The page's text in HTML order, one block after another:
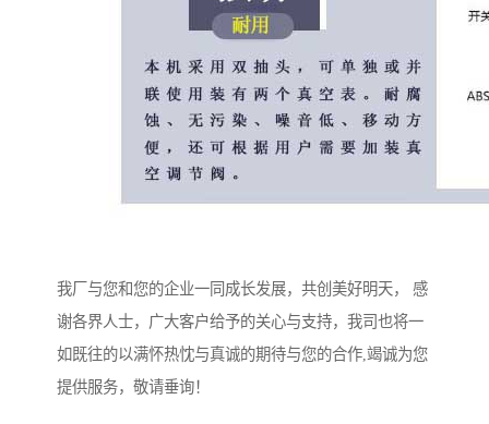
我厂与您和您的企业一同成长发展，共创美好明天， 感
谢各界人士，广大客户给予的关心与支持，我司也将一
如既往的以满怀热忱与真诚的期待与您的合作,竭诚为您
提供服务，敬请垂询！